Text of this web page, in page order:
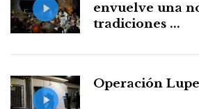
envuelve una
tradiciones ...
Operación